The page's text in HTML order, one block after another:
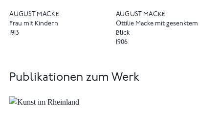
AUGUST MACKE
Frau mit Kindern
1913
AUGUST MACKE
Ottilie Macke mit gesenktem
Blick
1906
Publikationen zum Werk